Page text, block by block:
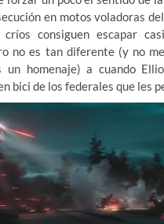
en motos voladoras
consiguen escapar
no es tan diferente (y no
un homenaje) a cuando
bici de los federales que les